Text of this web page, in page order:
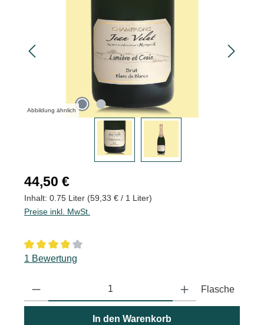
Abbildung ähnlich
Regulärer Preis:
44,50 €
Inhalt: 0.75 Liter (59,33 € / 1 Liter)
Preise inkl. MwSt.
Durchschnittliche Bewertung von 4 von 5 Sternen
1 Bewertung
Produkt Anzahl: Gib den gewünschten Wert ein oder benutze
Flasche
In den Warenkorb